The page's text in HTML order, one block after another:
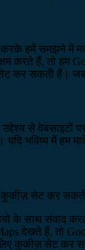
हमें समझने में
करते हैं, तो हम
सेट कर सकती
से वेबसाइटों
यदि भविष्य में
कुकीज़ सेट कर
के साथ संवाद करते
देखते हैं, तो
कुकीज़ सेट कर